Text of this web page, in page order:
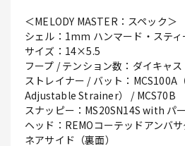
＜MELODY MASTER：スペック＞
シェル：1mm ハンマード・スティ
サイズ：14×5.5
フープ / テンション数：ダイキャ
ストレイナー / バット：
Adjustable Strainer） / MCS70B
スナッピー：MS20SN14S with パ
ヘッド：REMOコーテッドアンバ
ネアサイド（裏面）